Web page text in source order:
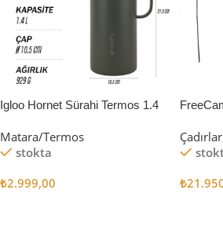
Igloo Hornet Sürahi Termos 1.4
Matara/Termos
stokta
₺2.999,00
Çadırlar
₺